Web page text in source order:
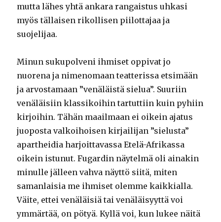
mutta lähes yhtä ankara rangaistus uhkasi
myös tällaisen rikollisen piilottajaa ja
suojelijaa.
Minun sukupolveni ihmiset oppivat jo
nuorena ja nimenomaan teatterissa etsimään
ja arvostamaan ”venäläistä sielua”. Suuriin
venäläisiin klassikoihin tartuttiin kuin pyhiin
kirjoihin. Tähän maailmaan ei oikein ajatus
juoposta valkoihoisen kirjailijan ”sielusta”
apartheidia harjoittavassa Etelä-Afrikassa
oikein istunut. Fugardin näytelmä oli ainakin
minulle jälleen vahva näyttö siitä, miten
samanlaisia me ihmiset olemme kaikkialla.
Väite, ettei venäläisiä tai venäläisyyttä voi
ymmärtää, on pötyä. Kyllä voi, kun lukee näitä